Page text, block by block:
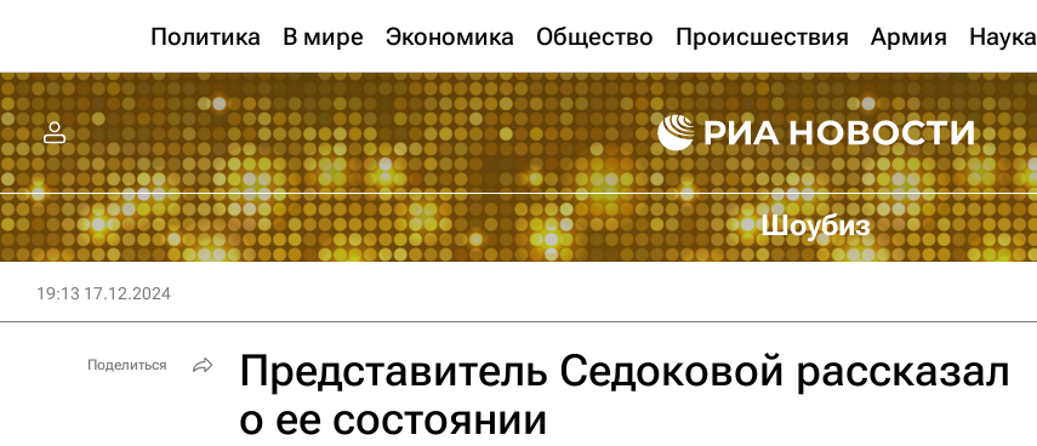
Политика В мире Экономика Общество Происшествия Армия Наука
Шоубиз
19:13 17.12.2024
Представитель Седоковой рассказал
о ее состоянии
Поделиться